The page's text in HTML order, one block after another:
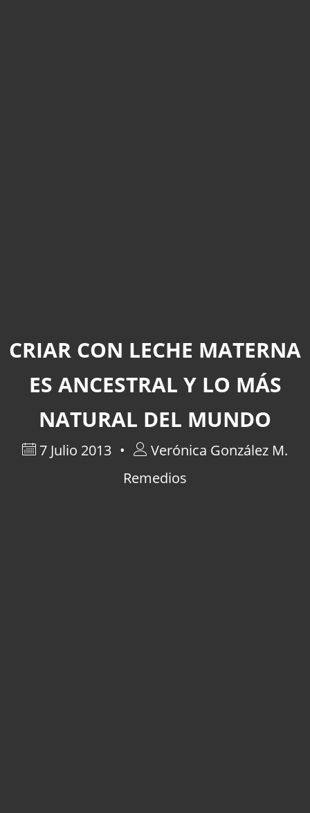
CRIAR CON LECHE MATERNA
ES ANCESTRAL Y LO MÁS
NATURAL DEL MUNDO
7 Julio 2013
Verónica González M.
Remedios